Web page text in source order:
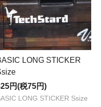
LONG STICKER
円(税75円)
LONG STICKER Ssize